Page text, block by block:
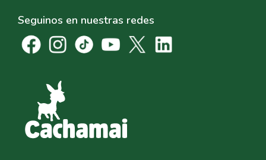
Seguinos en nuestras redes